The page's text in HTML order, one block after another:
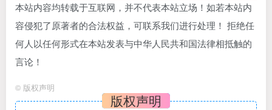
本站内容均转载于互联网，并不代表本站立场！如若本站内
容侵犯了原著者的合法权益，可联系我们进行处理！ 拒绝任
何人以任何形式在本站发表与中华人民共和国法律相抵触的
言论！
© 版权声明
版权声明